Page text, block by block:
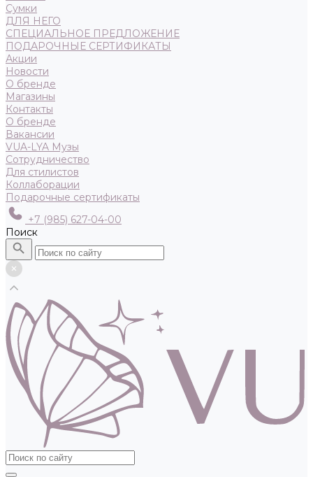
Сумки
ДЛЯ НЕГО
СПЕЦИАЛЬНОЕ ПРЕДЛОЖЕНИЕ
ПОДАРОЧНЫЕ СЕРТИФИКАТЫ
Акции
Новости
О бренде
Магазины
Контакты
О бренде
Вакансии
VUA-LYA Музы
Сотрудничество
Для стилистов
Коллаборации
Подарочные сертификаты
+7 (985) 627-04-00
Поиск